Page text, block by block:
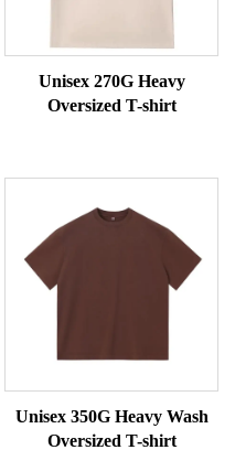
Unisex 270G Heavy
Oversized T-shirt
Unisex 350G Heavy Wash
Oversized T-shirt